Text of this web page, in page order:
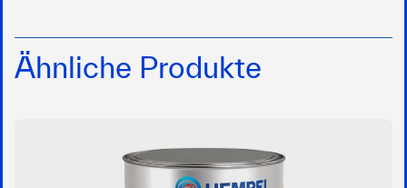
Ähnliche Produkte